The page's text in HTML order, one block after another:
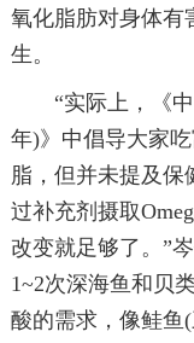
氧化脂肪对身体有
生。
“实际上，《中
年)》中倡导大家
脂，但并未提及保
过补充剂摄取
改变就足够了。”
1~2次深海鱼和贝
酸的需求，像鲑鱼